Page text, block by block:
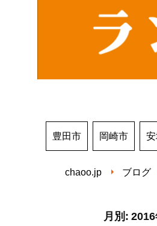
豊田市 岡崎市
chaoo.jp ブログ
月別: 2016